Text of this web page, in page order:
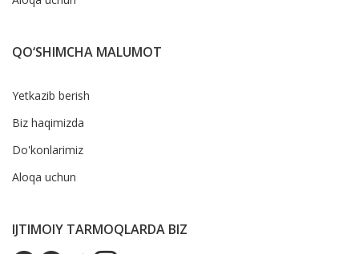
QO‘SHIMCHA MALUMOT
Yetkazib berish
Biz haqimizda
Do'konlarimiz
Aloqa uchun
IJTIMOIY TARMOQLARDA BIZ